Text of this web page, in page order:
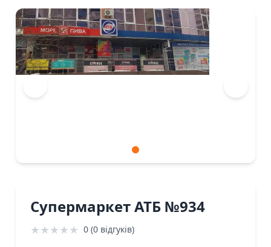
Супермаркет АТБ №934
★★★★★ 0 (0 відгуків)